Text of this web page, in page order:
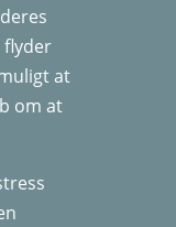
flyder
at
om at